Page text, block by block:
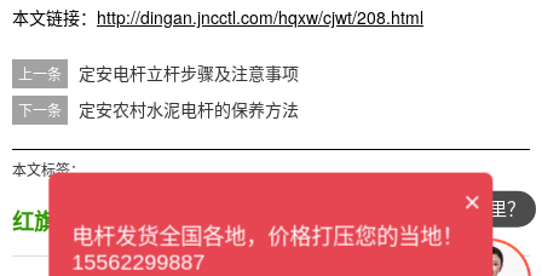
本文链接： http://dingan.jncctl.com/hqxw/cjwt/208.html
上一条 定安电杆立杆步骤及注意事项
下一条 定安农村水泥电杆的保养方法
本文标签：
红旗资讯/ CITY 你们公司在哪里？
×
电杆发货全国各地，价格打压您的当地！
15562299887